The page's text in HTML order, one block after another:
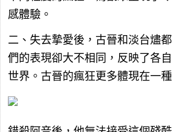
感體驗。
二、失去摯愛後，古晉和淡台燼
們的表現卻大不相同，反映了各
世界。古晉的瘋狂更多體現在一